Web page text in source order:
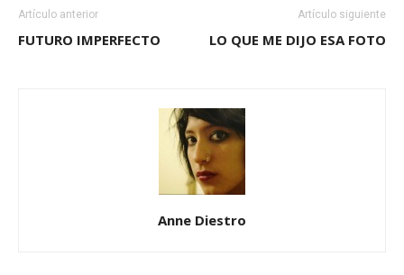
Artículo anterior
FUTURO IMPERFECTO
Artículo siguiente
LO QUE ME DIJO ESA FOTO
Anne Diestro